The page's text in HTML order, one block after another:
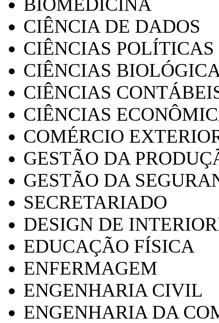
CIÊNCIA DE DADOS
CIÊNCIAS POLÍTICAS
CIÊNCIAS
CIÊNCIAS
CIÊNCIAS
COMÉRCIO
GESTÃO DA
GESTÃO DA
SECRETARIADO
DESIGN DE
EDUCAÇÃO FÍSICA
ENFERMAGEM
ENGENHARIA CIVIL
ENGENHARIA DA